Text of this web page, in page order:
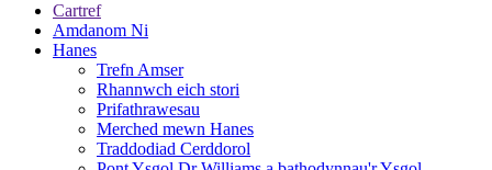
Cartref
Amdanom Ni
Hanes
Trefn Amser
Rhannwch eich stori
Prifathrawesau
Merched mewn Hanes
Traddodiad Cerddorol